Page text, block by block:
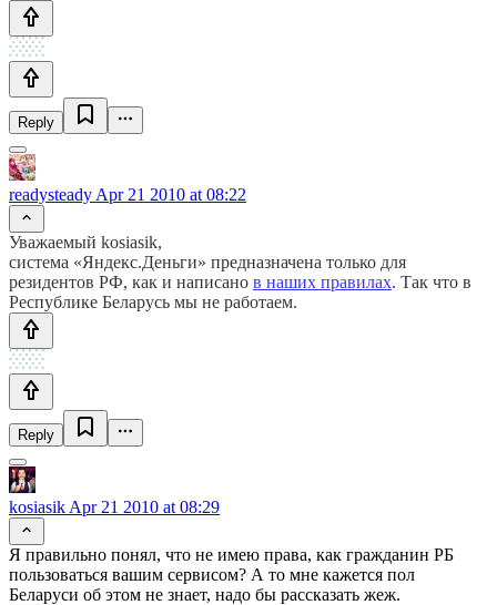
Reply
readysteady Apr 21 2010 at 08:22
Уважаемый kosiasik,
система «Яндекс.Деньги» предназначена только для
резидентов РФ, как и написано в наших правилах. Так что в
Республике Беларусь мы не работаем.
Reply
kosiasik Apr 21 2010 at 08:29
Я правильно понял, что не имею права, как гражданин РБ
пользоваться вашим сервисом? А то мне кажется пол
Беларуси об этом не знает, надо бы рассказать жеж.